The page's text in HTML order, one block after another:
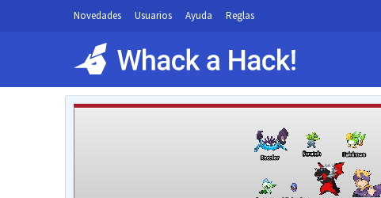
Novedades Usuarios Ayuda Reglas